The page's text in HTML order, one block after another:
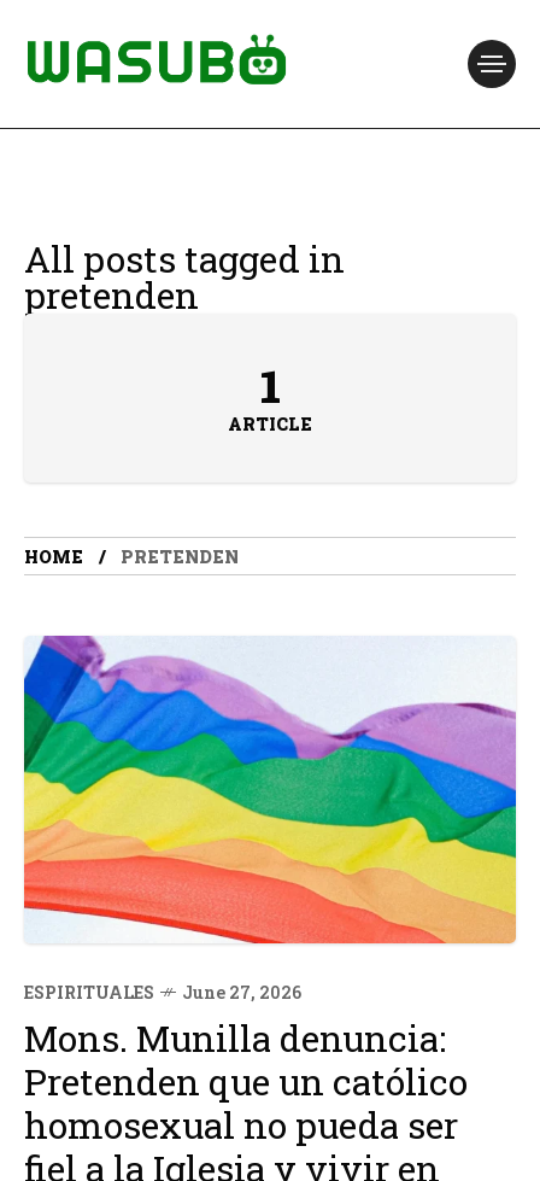
All posts tagged in
pretenden
1
ARTICLE
HOME PRETENDEN
ESPIRITUALES June 27, 2026
Mons. Munilla denuncia:
Pretenden que un católico
homosexual no pueda ser
fiel a la Iglesia y vivir en